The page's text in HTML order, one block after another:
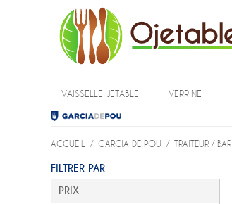
VAISSELLE JETABLE VERRINE
ACCUEIL / GARCIA DE POU / TRAITEUR / BAR
FILTRER PAR
PRIX